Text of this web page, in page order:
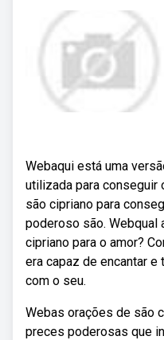
Webaqui está uma
utilizada para conseguir
são cipriano para
poderoso são. Webqual
cipriano para o amor?
era capaz de encantar
com o seu.
Webas orações de são
preces poderosas que